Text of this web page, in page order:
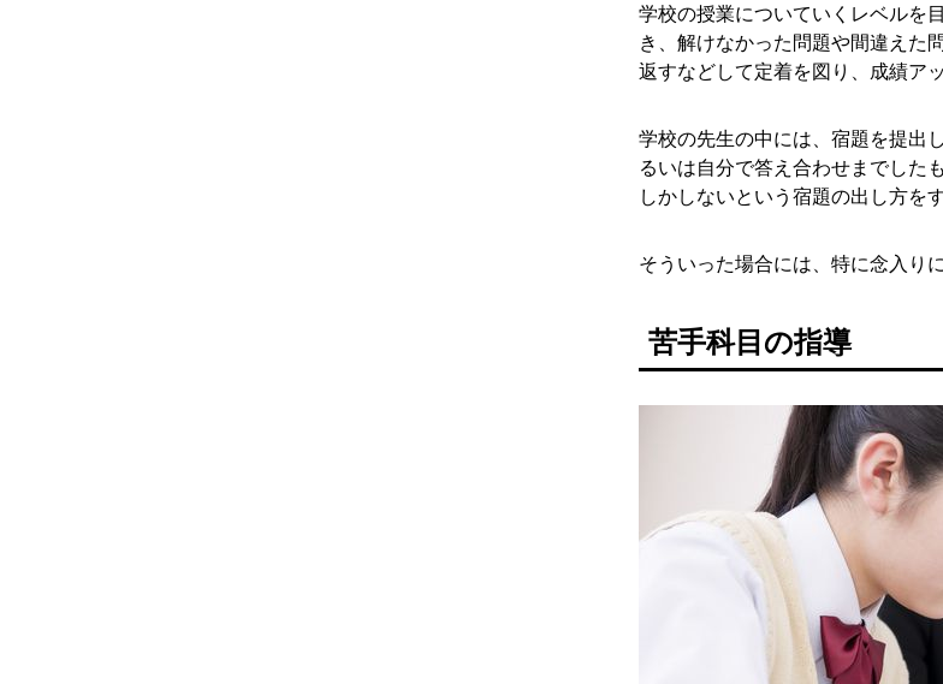
学校の授業についていくレベルを
き、解けなかった問題や間違えた
返すなどして定着を図り、成績ア
学校の先生の中には、宿題を提出
るいは自分で答え合わせまでした
しかしないという宿題の出し方を
そういった場合には、特に念入り
苦手科目の指導